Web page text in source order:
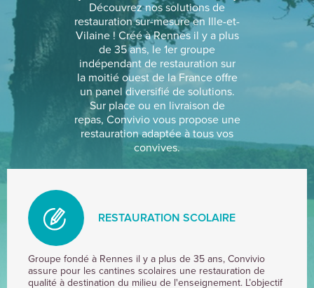
Découvrez nos solutions de
restauration sur-mesure en Ille-et-
Vilaine ! Créé à Rennes il y a plus
de 35 ans, le 1er groupe
indépendant de restauration sur
la moitié ouest de la France offre
un panel diversifié de solutions.
Sur place ou en livraison de
repas, Convivio vous propose une
restauration adaptée à tous vos
convives.
RESTAURATION SCOLAIRE
RESTAURATION
SCOLAIRE
Groupe fondé à Rennes il y a plus de 35 ans, Convivio
assure pour les cantines scolaires une restauration de
qualité à destination du milieu de l'enseignement. L’objectif